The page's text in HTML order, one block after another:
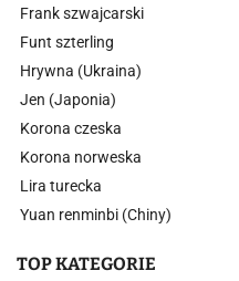
Frank szwajcarski
Funt szterling
Hrywna (Ukraina)
Jen (Japonia)
Korona czeska
Korona norweska
Lira turecka
Yuan renminbi (Chiny)
TOP KATEGORIE